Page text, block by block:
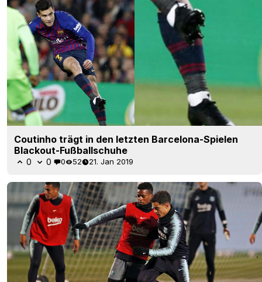
Coutinho trägt in den letzten Barcelona-Spielen
Blackout-Fußballschuhe
0 0 0 52 21. Jan 2019